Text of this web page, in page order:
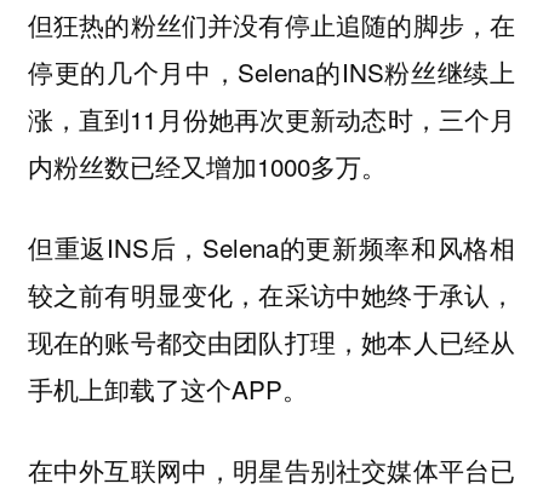
但狂热的粉丝们并没有停止追随的脚步，在
停更的几个月中，Selena的INS粉丝继续上
涨，直到11月份她再次更新动态时，三个月
内粉丝数已经又增加1000多万。
但重返INS后，Selena的更新频率和风格相
较之前有明显变化，在采访中她终于承认，
现在的账号都交由团队打理，她本人已经从
手机上卸载了这个APP。
在中外互联网中，明星告别社交媒体平台已